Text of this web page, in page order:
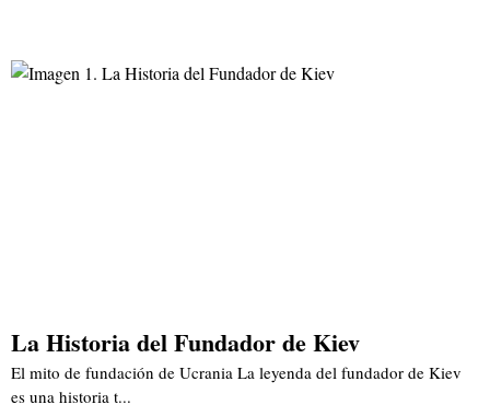
La Historia del Fundador de Kiev
El mito de fundación de Ucrania La leyenda del fundador de Kiev
es una historia t...